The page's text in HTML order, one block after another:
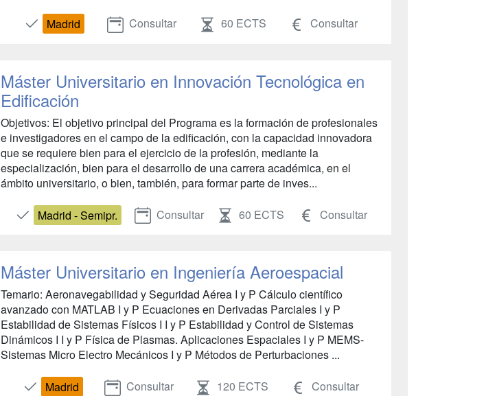
Madrid Consultar 60 ECTS Consultar
Máster Universitario en Innovación Tecnológica en
Edificación
Objetivos: El objetivo principal del Programa es la formación de profesionales
e investigadores en el campo de la edificación, con la capacidad innovadora
que se requiere bien para el ejercicio de la profesión, mediante la
especialización, bien para el desarrollo de una carrera académica, en el
ámbito universitario, o bien, también, para formar parte de inves...
Madrid - Semipr. Consultar 60 ECTS Consultar
Máster Universitario en Ingeniería Aeroespacial
Temario: Aeronavegabilidad y Seguridad Aérea I y P Cálculo científico
avanzado con MATLAB I y P Ecuaciones en Derivadas Parciales I y P
Estabilidad de Sistemas Físicos I I y P Estabilidad y Control de Sistemas
Dinámicos I I y P Física de Plasmas. Aplicaciones Espaciales I y P MEMS-
Sistemas Micro Electro Mecánicos I y P Métodos de Perturbaciones ...
Madrid Consultar 120 ECTS Consultar